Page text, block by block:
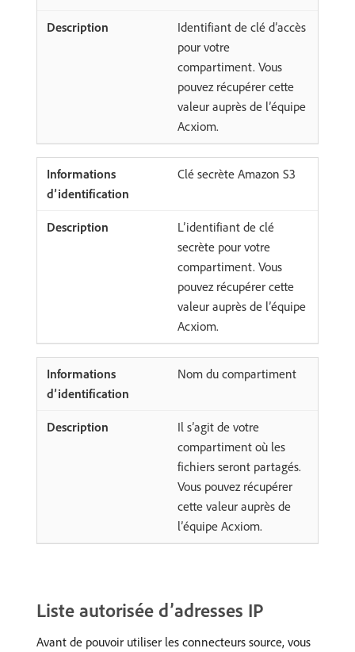
Identifiant de clé d’accès
pour votre
compartiment. Vous
pouvez récupérer cette
valeur auprès de l’équipe
Acxiom.
Clé secrète Amazon S3
L’identifiant de clé
secrète pour votre
compartiment. Vous
pouvez récupérer cette
valeur auprès de l’équipe
Acxiom.
Nom du compartiment
Il s’agit de votre
compartiment où les
fichiers seront partagés.
Vous pouvez récupérer
cette valeur auprès de
l’équipe Acxiom.
Liste autorisée d’adresses IP
Avant de pouvoir utiliser les connecteurs source, vous